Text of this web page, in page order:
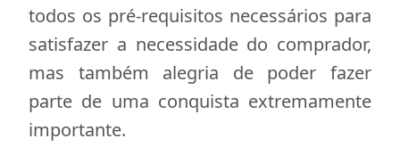
todos os pré-requisitos necessários para
satisfazer a necessidade do comprador,
mas também alegria de poder fazer
parte de uma conquista extremamente
importante.